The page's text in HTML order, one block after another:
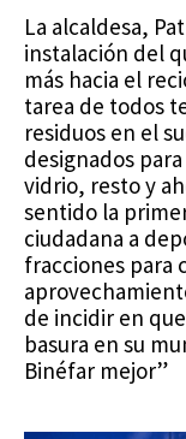
La alcaldesa,
instalación del
más hacia el
tarea de todos
residuos en el
designados
vidrio, resto y
sentido la
ciudadana a
fracciones para
de incidir en
basura en su
Binéfar mejor”